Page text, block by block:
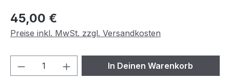
Regulärer Preis:
45,00 €
Preise inkl. MwSt. zzgl. Versandkosten
Produkt Anzahl: Gib denIn Deinen Warenkorb